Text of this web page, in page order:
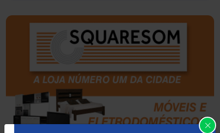
Bom Jesus da Lapa (505)
Boquira (152)
Botuporã
Brasil (7679)